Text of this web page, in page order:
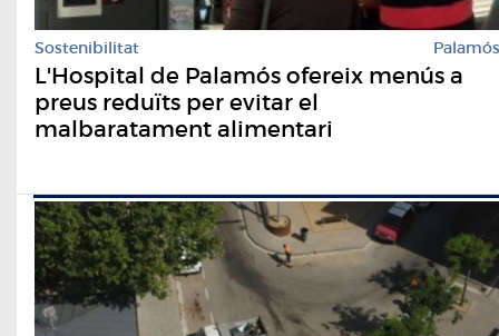
Sostenibilitat Palamós
L'Hospital de Palamós ofereix menús a
preus reduïts per evitar el
malbaratament alimentari